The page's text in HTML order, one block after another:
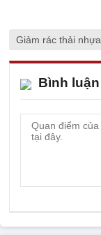
Giảm rác thải nhựa
Bình luận